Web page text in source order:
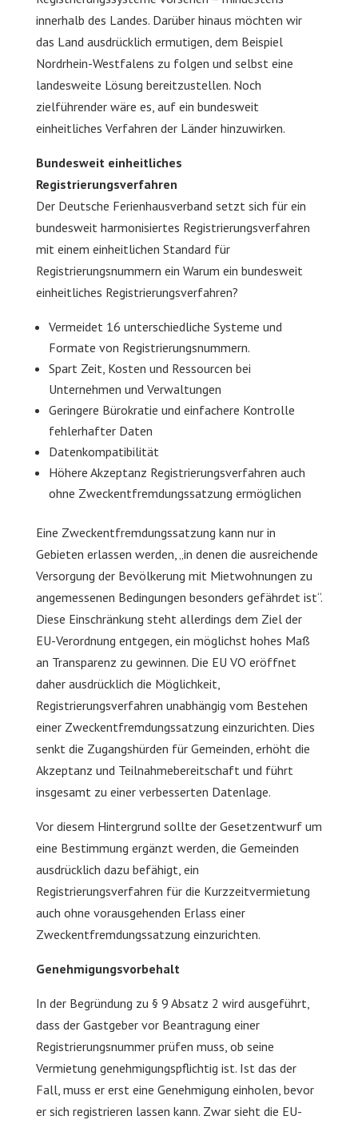
innerhalb des Landes. Darüber hinaus möchten wir
das Land ausdrücklich ermutigen, dem Beispiel
Nordrhein-Westfalens zu folgen und selbst eine
landesweite Lösung bereitzustellen. Noch
zielführender wäre es, auf ein bundesweit
einheitliches Verfahren der Länder hinzuwirken.
Bundesweit einheitliches
Registrierungsverfahren
Der Deutsche Ferienhausverband setzt sich für ein
bundesweit harmonisiertes Registrierungsverfahren
mit einem einheitlichen Standard für
Registrierungsnummern ein Warum ein bundesweit
einheitliches Registrierungsverfahren?
Vermeidet 16 unterschiedliche Systeme und
Formate von Registrierungsnummern.
Spart Zeit, Kosten und Ressourcen bei
Unternehmen und Verwaltungen
Geringere Bürokratie und einfachere Kontrolle
fehlerhafter Daten
Datenkompatibilität
Höhere Akzeptanz Registrierungsverfahren auch
ohne Zweckentfremdungssatzung ermöglichen
Eine Zweckentfremdungssatzung kann nur in
Gebieten erlassen werden, „in denen die ausreichende
Versorgung der Bevölkerung mit Mietwohnungen zu
angemessenen Bedingungen besonders gefährdet ist“.
Diese Einschränkung steht allerdings dem Ziel der
EU-Verordnung entgegen, ein möglichst hohes Maß
an Transparenz zu gewinnen. Die EU VO eröffnet
daher ausdrücklich die Möglichkeit,
Registrierungsverfahren unabhängig vom Bestehen
einer Zweckentfremdungssatzung einzurichten. Dies
senkt die Zugangshürden für Gemeinden, erhöht die
Akzeptanz und Teilnahmebereitschaft und führt
insgesamt zu einer verbesserten Datenlage.
Vor diesem Hintergrund sollte der Gesetzentwurf um
eine Bestimmung ergänzt werden, die Gemeinden
ausdrücklich dazu befähigt, ein
Registrierungsverfahren für die Kurzzeitvermietung
auch ohne vorausgehenden Erlass einer
Zweckentfremdungssatzung einzurichten.
Genehmigungsvorbehalt
In der Begründung zu § 9 Absatz 2 wird ausgeführt,
dass der Gastgeber vor Beantragung einer
Registrierungsnummer prüfen muss, ob seine
Vermietung genehmigungspflichtig ist. Ist das der
Fall, muss er erst eine Genehmigung einholen, bevor
er sich registrieren lassen kann. Zwar sieht die EU-